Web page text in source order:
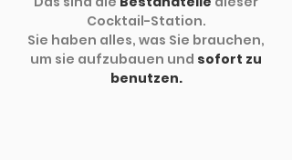
Cocktail-Station.
Sie haben alles, was Sie brauchen,
um sie aufzubauen und sofort zu
benutzen.